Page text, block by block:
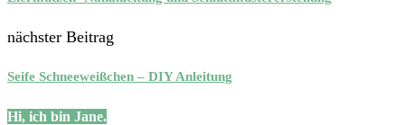
nächster Beitrag
Seife Schneeweißchen – DIY Anleitung
Hi, ich bin Jane.